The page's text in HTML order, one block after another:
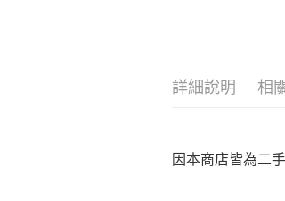
詳細說明 相
因本商店皆為二